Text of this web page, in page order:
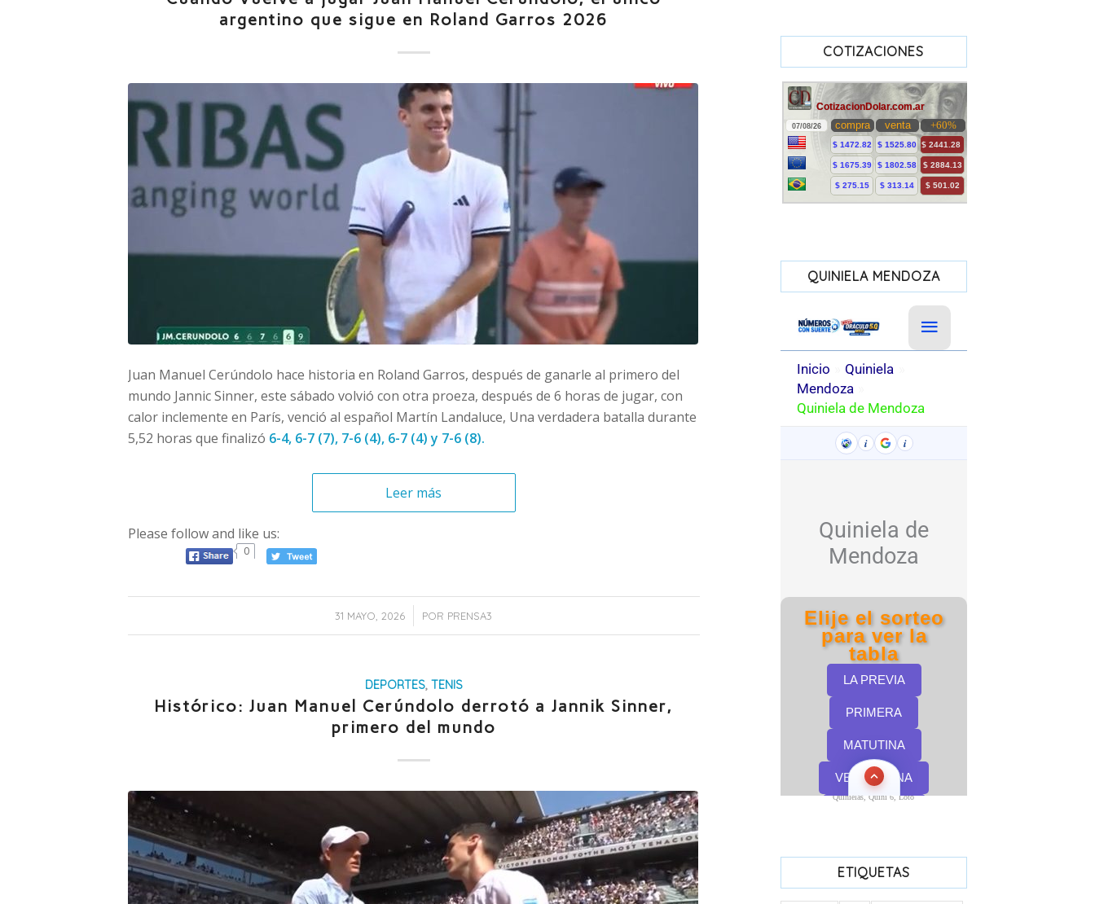
argentino que sigue en Roland Garros 2026
Juan Manuel Cerúndolo hace historia en Roland Garros, después de ganarle al primero del
mundo Jannic Sinner, este sábado volvió con otra proeza, después de 6 horas de jugar, con
calor inclemente en París, venció al español Martín Landaluce, Una verdadera batalla durante
5,52 horas que finalizó 6-4, 6-7 (7), 7-6 (4), 6-7 (4) y 7-6 (8).
Leer más
Please follow and like us:
0
31 MAYO, 2026
/ POR PRENSA3
DEPORTES, TENIS
Histórico: Juan Manuel Cerúndolo derrotó a Jannik Sinner,
primero del mundo
COTIZACIONES
QUINIELA MENDOZA
Quinielas, Quini 6, Loto
ETIQUETAS